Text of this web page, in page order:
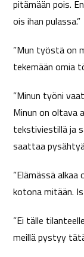
pitämään pois.
ois ihan pulassa.”
”Mun työstä on
tekemään omia
”Minun työni
Minun on oltava
tekstiviestillä ja
saattaa
”Elämässä
kotona mitään.
”Ei tälle
meillä pystyy